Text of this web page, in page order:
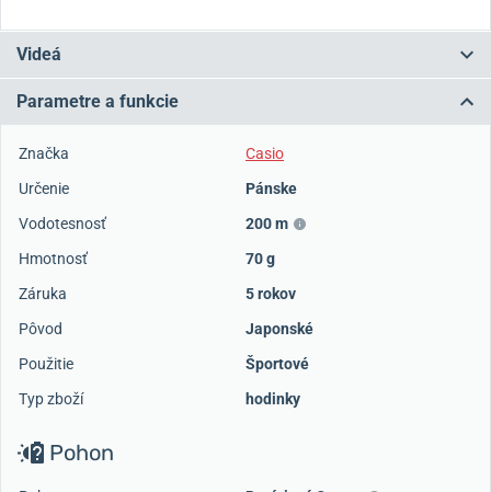
Videá
Parametre a funkcie
Značka
Casio
Určenie
Pánske
Vodotesnosť
200 m
Hmotnosť
70 g
Záruka
5 rokov
Pôvod
Japonské
Použitie
Športové
Typ zboží
hodinky
Pohon